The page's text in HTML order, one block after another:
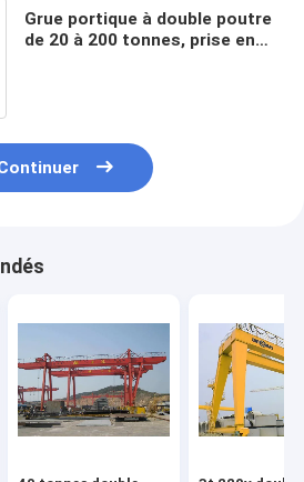
Grue portique à double poutre
de 20 à 200 tonnes, prise en